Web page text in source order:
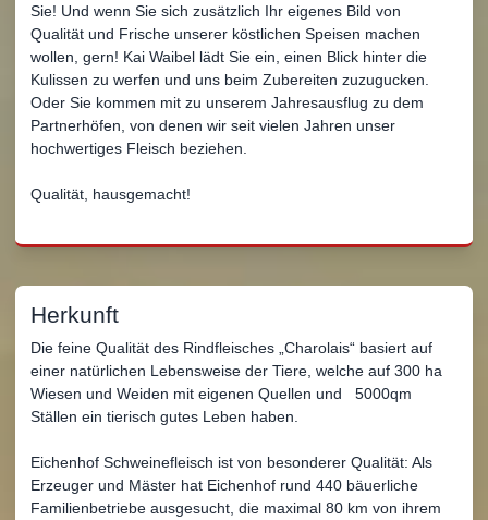
Sie! Und wenn Sie sich zusätzlich Ihr eigenes Bild von
Qualität und Frische unserer köstlichen Speisen machen
wollen, gern! Kai Waibel lädt Sie ein, einen Blick hinter die
Kulissen zu werfen und uns beim Zubereiten zuzugucken.
Oder Sie kommen mit zu unserem Jahresausflug zu dem
Partnerhöfen, von denen wir seit vielen Jahren unser
hochwertiges Fleisch beziehen.
Qualität, hausgemacht!
Herkunft
Die feine Qualität des Rindfleisches „Charolais“ basiert auf
einer natürlichen Lebensweise der Tiere, welche auf 300 ha
Wiesen und Weiden mit eigenen Quellen und 5000qm
Ställen ein tierisch gutes Leben haben.
Eichenhof Schweinefleisch ist von besonderer Qualität: Als
Erzeuger und Mäster hat Eichenhof rund 440 bäuerliche
Familienbetriebe ausgesucht, die maximal 80 km von ihrem